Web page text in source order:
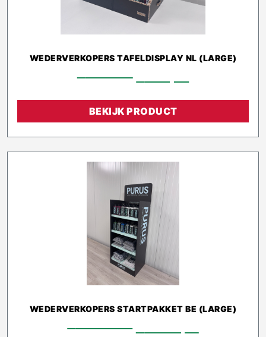
WEDERVERKOPERS TAFELDISPLAY NL (LARGE)
€576,40
BEKIJK PRODUCT
WEDERVERKOPERS STARTPAKKET BE (LARGE)
€1.339,00